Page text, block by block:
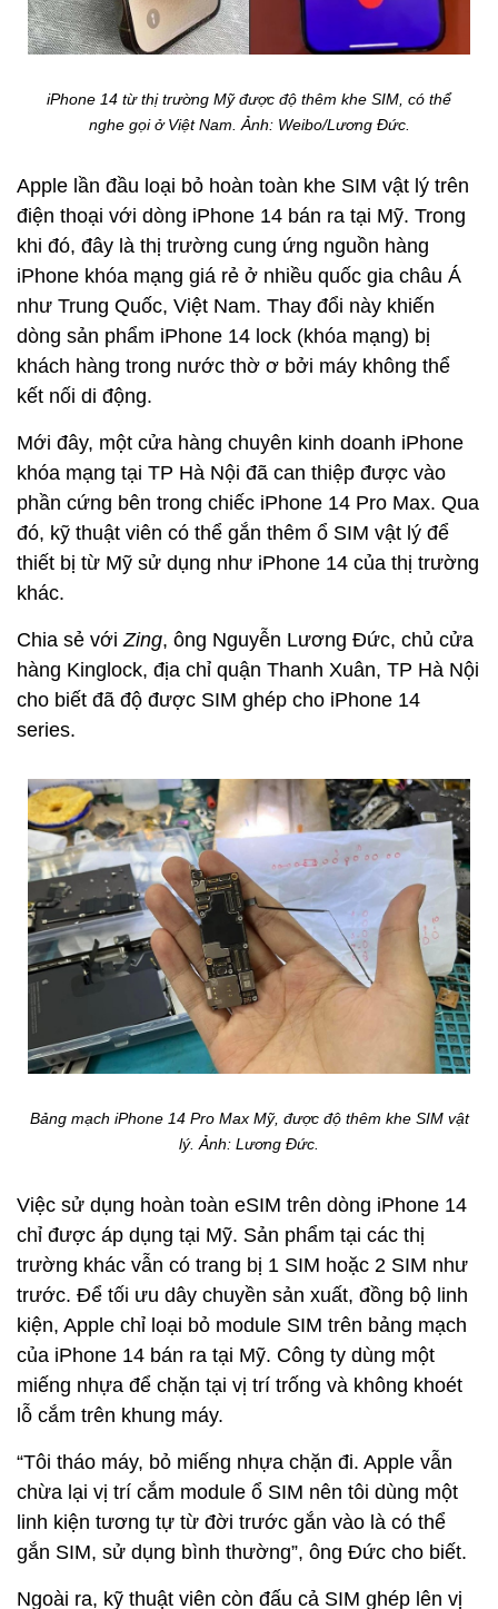
iPhone 14 từ thị trường Mỹ được độ thêm khe SIM, có thể
nghe gọi ở Việt Nam. Ảnh: Weibo/Lương Đức.
Apple lần đầu loại bỏ hoàn toàn khe SIM vật lý trên
điện thoại với dòng iPhone 14 bán ra tại Mỹ. Trong
khi đó, đây là thị trường cung ứng nguồn hàng
iPhone khóa mạng giá rẻ ở nhiều quốc gia châu Á
như Trung Quốc, Việt Nam. Thay đổi này khiến
dòng sản phẩm iPhone 14 lock (khóa mạng) bị
khách hàng trong nước thờ ơ bởi máy không thể
kết nối di động.
Mới đây, một cửa hàng chuyên kinh doanh iPhone
khóa mạng tại TP Hà Nội đã can thiệp được vào
phần cứng bên trong chiếc iPhone 14 Pro Max. Qua
đó, kỹ thuật viên có thể gắn thêm ổ SIM vật lý để
thiết bị từ Mỹ sử dụng như iPhone 14 của thị trường
khác.
Chia sẻ vớiZing, ông Nguyễn Lương Đức, chủ cửa
hàng Kinglock, địa chỉ quận Thanh Xuân, TP Hà Nội
cho biết đã độ được SIM ghép cho iPhone 14
series.
Bảng mạch iPhone 14 Pro Max Mỹ, được độ thêm khe SIM vật
lý. Ảnh: Lương Đức.
Việc sử dụng hoàn toàn eSIM trên dòng iPhone 14
chỉ được áp dụng tại Mỹ. Sản phẩm tại các thị
trường khác vẫn có trang bị 1 SIM hoặc 2 SIM như
trước. Để tối ưu dây chuyền sản xuất, đồng bộ linh
kiện, Apple chỉ loại bỏ module SIM trên bảng mạch
của iPhone 14 bán ra tại Mỹ. Công ty dùng một
miếng nhựa để chặn tại vị trí trống và không khoét
lỗ cắm trên khung máy.
“Tôi tháo máy, bỏ miếng nhựa chặn đi. Apple vẫn
chừa lại vị trí cắm module ổ SIM nên tôi dùng một
linh kiện tương tự từ đời trước gắn vào là có thể
gắn SIM, sử dụng bình thường”, ông Đức cho biết.
Ngoài ra, kỹ thuật viên còn đấu cả SIM ghép lên vị